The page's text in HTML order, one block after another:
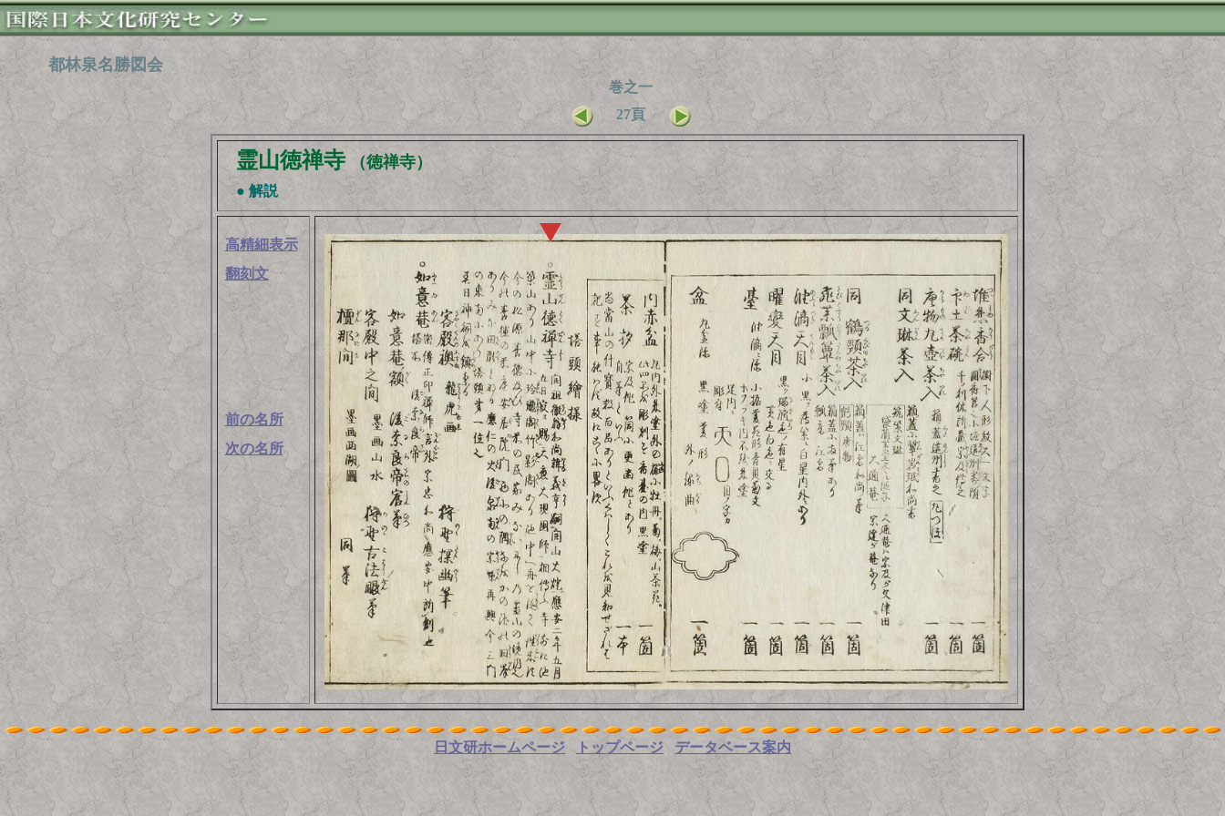
都林泉名勝図会
巻之一
27頁
霊山徳禅寺（徳禅寺）
● 解説
高精細表示
翻刻文
前の名所
次の名所
日文研ホームページ トップページ データベース案内